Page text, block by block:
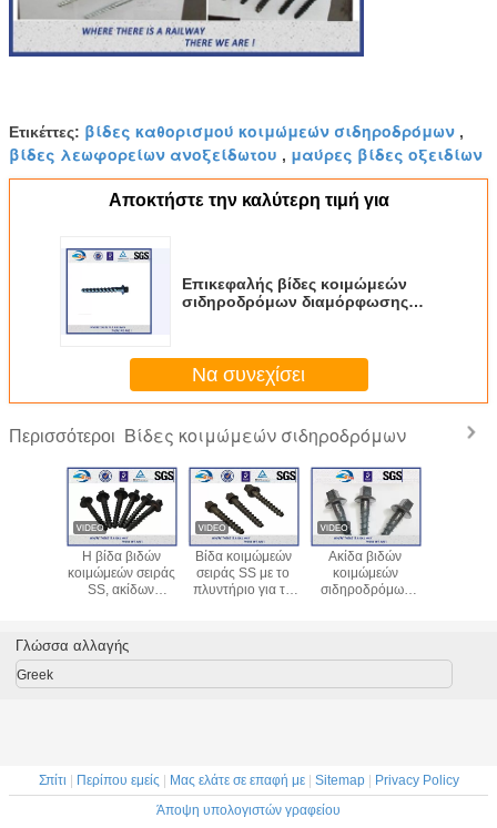
Ετικέττες: βίδες καθορισμού κοιμώμεών σιδηροδρόμων ,
βίδες λεωφορείων ανοξείδωτου , μαύρες βίδες οξειδίων
Αποκτήστε την καλύτερη τιμή για
Επικεφαλής βίδες κοιμώμεών
σιδηροδρόμων διαμόρφωσης
Να συνεχίσει
Περισσότεροι Βίδες κοιμώμεών σιδηροδρόμων
στις
Η βίδα βιδών
κοιμώμεών σειράς
SS, ακίδων
καρφώνει στη
διαδρομή
Βίδα κοιμώμεών
σειράς SS με το
πλυντήριο για το
Ακίδα βιδών
κοιμώμεών
σιδηροδρόμων
Γλώσσα αλλαγής
Greek
Σπίτι Περίπου εμείς Μας ελάτε σε επαφή με| Sitemap|
Privacy Policy
Άποψη υπολογιστών γραφείου